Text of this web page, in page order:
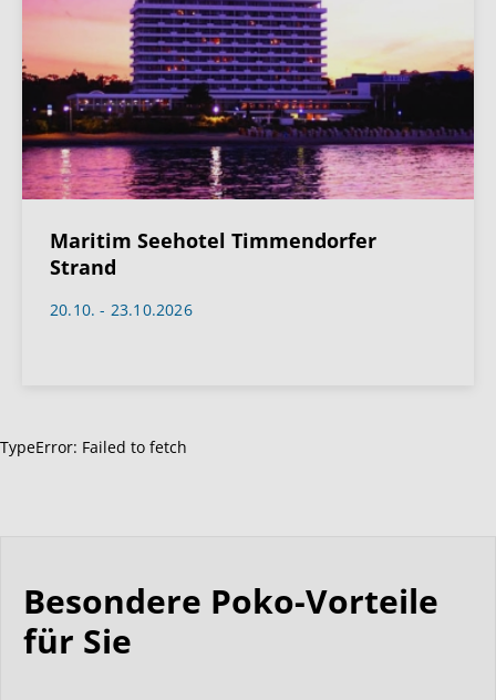
Maritim Seehotel Timmendorfer
Strand
20.10. - 23.10.2026
TypeError: Failed to fetch
Besondere Poko-Vorteile
für Sie